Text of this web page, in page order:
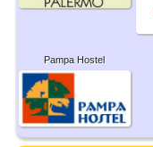
Pampa Hostel